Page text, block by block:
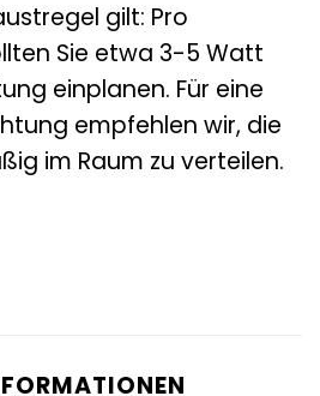
gilt: Pro
Sie etwa 3-5 Watt
einplanen. Für eine
empfehlen wir, die
im Raum zu verteilen.